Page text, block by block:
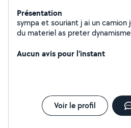
Présentation
sympa et souriant j ai un camion je fait du jardinage j ai
du materiel as preter dynamisme
Aucun avis pour l'instant
Voir le profil